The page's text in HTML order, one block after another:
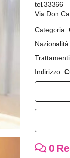
tel.33366
Via Don
Categoria:
Nazionalità:
Indirizzo:
0